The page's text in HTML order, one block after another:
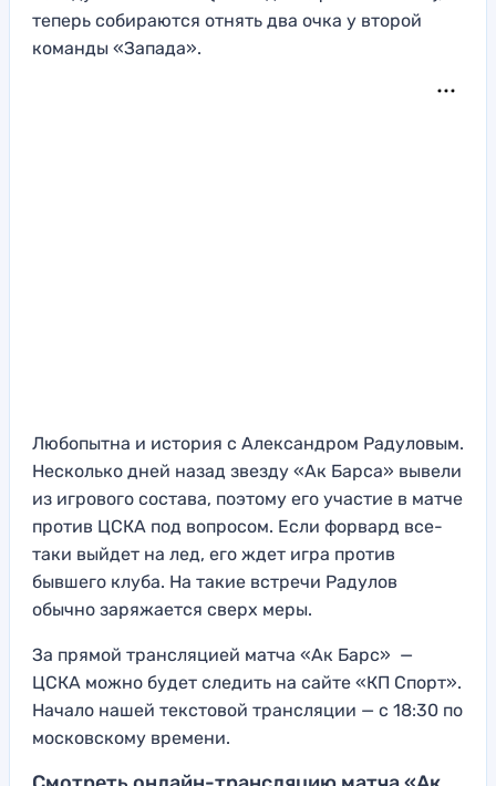
теперь собираются отнять два очка у второй
команды «Запада».
Любопытна и история с Александром Радуловым.
Несколько дней назад звезду «Ак Барса» вывели
из игрового состава, поэтому его участие в матче
против ЦСКА под вопросом. Если форвард все-
таки выйдет на лед, его ждет игра против
бывшего клуба. На такие встречи Радулов
обычно заряжается сверх меры.
За прямой трансляцией матча «Ак Барс» —
ЦСКА можно будет следить на сайте «КП Спорт».
Начало нашей текстовой трансляции — с 18:30 по
московскому времени.